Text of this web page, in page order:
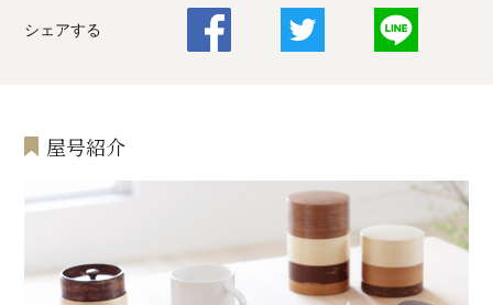
シェアする
屋号紹介